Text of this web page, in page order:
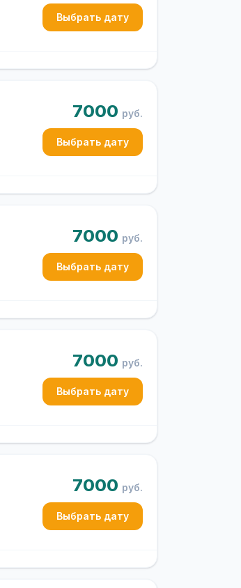
Выбрать дату
7000 руб.
Выбрать дату
7000 руб.
Выбрать дату
7000 руб.
Выбрать дату
7000 руб.
Выбрать дату